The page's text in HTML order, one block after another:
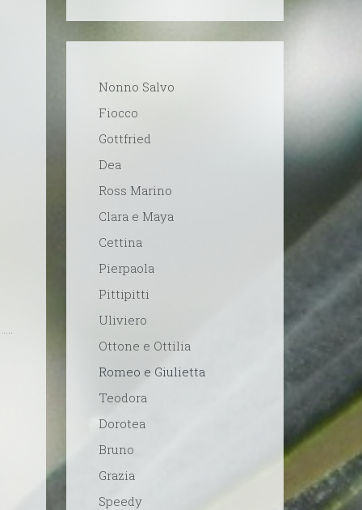
Nonno Salvo
Fiocco
Gottfried
Dea
Ross Marino
Clara e Maya
Cettina
Pierpaola
Pittipitti
Uliviero
Ottone e Ottilia
Romeo e Giulietta
Teodora
Dorotea
Bruno
Grazia
Speedy